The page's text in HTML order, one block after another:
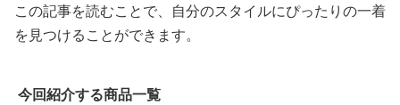
この記事を読むことで、自分のスタイルにぴったりの一着
を見つけることができます。
今回紹介する商品一覧